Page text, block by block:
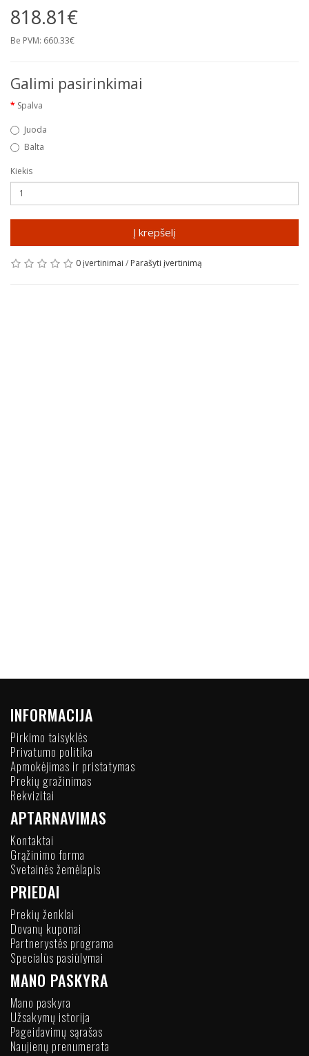
818.81€
Be PVM: 660.33€
Galimi pasirinkimai
Spalva
Juoda
Balta
Kiekis
Į krepšelį
0 įvertinimai / Parašyti įvertinimą
INFORMACIJA
Pirkimo taisyklės
Privatumo politika
Apmokėjimas ir pristatymas
Prekių gražinimas
Rekvizitai
APTARNAVIMAS
Kontaktai
Grąžinimo forma
Svetainės žemėlapis
PRIEDAI
Prekių ženklai
Dovanų kuponai
Partnerystės programa
Specialūs pasiūlymai
MANO PASKYRA
Mano paskyra
Užsakymų istorija
Pageidavimų sąrašas
Naujienų prenumerata